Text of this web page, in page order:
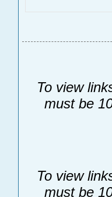
To view
must be
To view
must be